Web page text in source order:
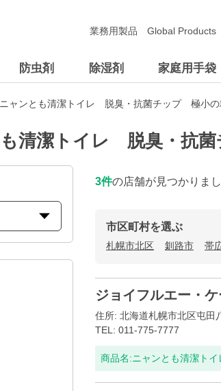
防虫剤 除湿剤 家庭用手袋
業務用製品 Global Products
ャンとも清潔トイレ 脱臭・抗菌チップ 極小
も清潔トイレ 脱臭・抗
3件の店舗が見つかりま
市区町村を選ぶ
札幌市北区 釧路市 帯
ジョイフルエー・ケ
住所: 北海道札幌市北区屯田
TEL: 011-775-7777
商品名:ニャンとも清潔ト